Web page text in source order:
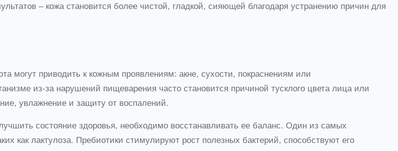
– кожа становится более чистой, гладкой, сияющей благодаря устранению причин для
могут приводить к кожным проявлениям: акне, сухости, покраснениям или
из-за нарушений пищеварения часто становится причиной тусклого цвета лица или
увлажнение и защиту от воспалений.
состояние здоровья, необходимо восстанавливать ее баланс. Один из самых
как лактулоза. Пребиотики стимулируют рост полезных бактерий, способствуют его